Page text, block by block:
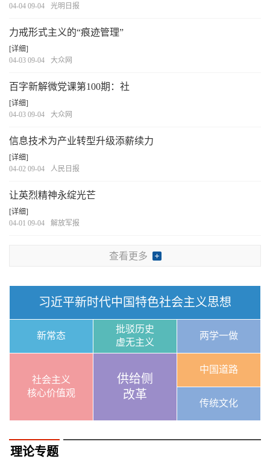
04-04 09-04
光明日报
力戒形式主义的“痕迹管理”
[详细]
04-03 09-04
大众网
百字新解微党课第100期：社
[详细]
04-03 09-04
大众网
信息技术为产业转型升级添薪续力
[详细]
04-02 09-04
人民日报
让英烈精神永绽光芒
[详细]
04-01 09-04
解放军报
查看更多
习近平新时代中国特色社会主义思想
新常态
批驳历史
虚无主义
两学一做
社会主义
核心价值观
供给侧
改革
中国道路
传统文化
理论专题